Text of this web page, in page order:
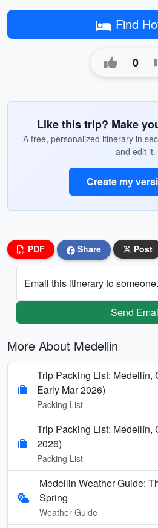
Find
0
Like this trip? Make
A free, personalized itinerary in
and edit it.
Create my
PDF Share Post
Email this itinerary to
Send
More About Medellin
Trip Packing List: Medellín,
Early Mar 2026)
Packing List
Trip Packing List: Medellín,
2026)
Packing List
Medellin Weather Guide:
Spring
Weather Guide